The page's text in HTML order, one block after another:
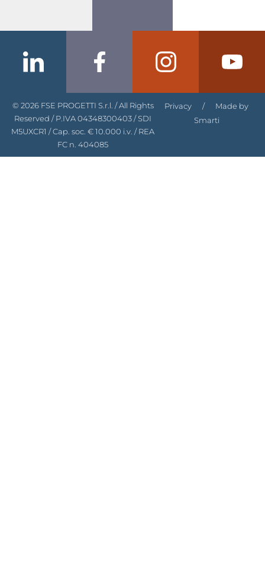
© 2026 FSE PROGETTI S.r.l. / All Rights
Reserved / P.IVA 04348300403 / SDI
M5UXCR1 / Cap. soc. € 10.000 i.v. / REA
FC n. 404085
Privacy / Made by
Smarti